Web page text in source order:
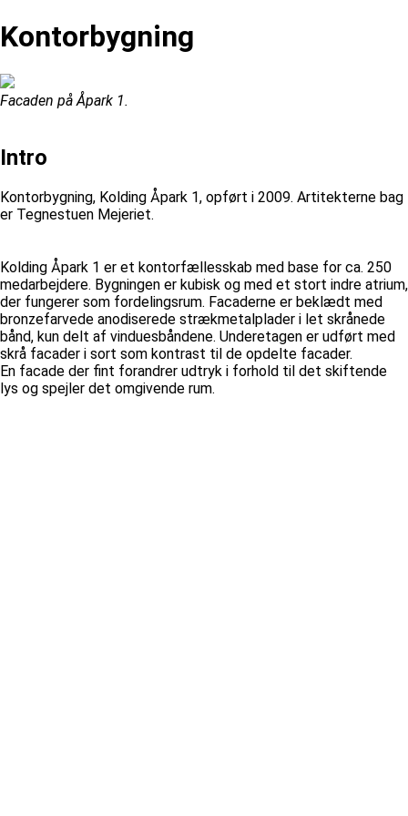
Kontorbygning
Facaden på Åpark 1.
Intro
Kontorbygning, Kolding Åpark 1, opført i 2009. Artitekterne bag
er Tegnestuen Mejeriet.
Kolding Åpark 1 er et kontorfællesskab med base for ca. 250
medarbejdere. Bygningen er kubisk og med et stort indre atrium,
der fungerer som fordelingsrum. Facaderne er beklædt med
bronzefarvede anodiserede strækmetalplader i let skrånede
bånd, kun delt af vinduesbåndene. Underetagen er udført med
skrå facader i sort som kontrast til de opdelte facader.
En facade der fint forandrer udtryk i forhold til det skiftende
lys og spejler det omgivende rum.